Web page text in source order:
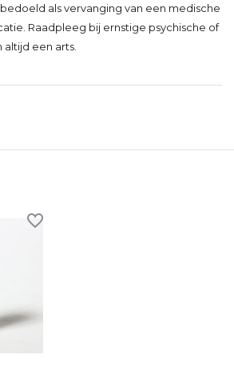
als vervanging van een medische
Raadpleeg bij ernstige psychische of
een arts.